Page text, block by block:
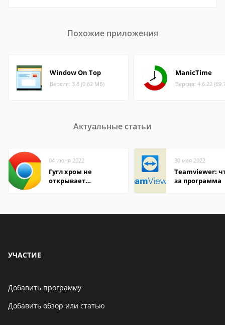
Похожие приложения
Window On Top
Версия: 3.8 (0.62 МБ)
ManicTime
Версия: 4.6.22
Актуальные статьи
04 июня 2022
Гугл хром не
открывает
30 мая 2022
Teamviewer:
за программа
УЧАСТИЕ
Добавить программу
Добавить обзор или статью